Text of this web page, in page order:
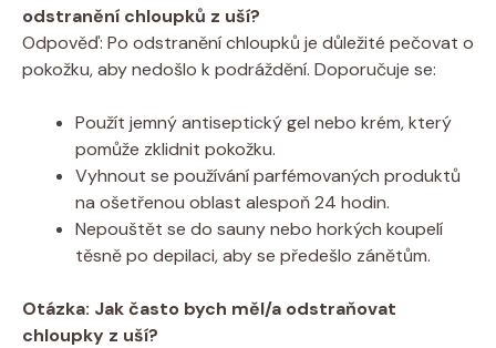
odstranění chloupků z uší?
Odpověď: Po odstranění chloupků je důležité pečovat o
pokožku, aby nedošlo k podráždění. Doporučuje se:
Použít jemný antiseptický gel nebo krém, který
pomůže zklidnit pokožku.
Vyhnout se používání parfémovaných produktů
na ošetřenou oblast alespoň 24 hodin.
Nepouštět se do sauny nebo horkých koupelí
těsně po depilaci, aby se předešlo zánětům.
Otázka: Jak často bych měl/a odstraňovat
chloupky z uší?